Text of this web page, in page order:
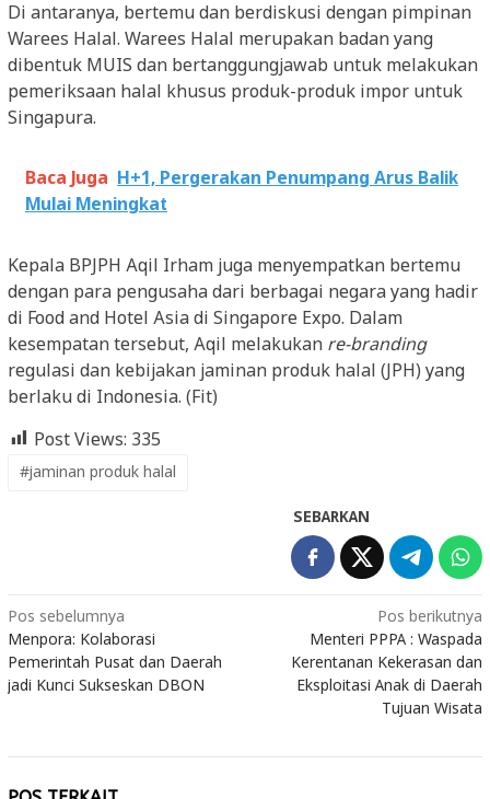
Di antaranya, bertemu dan berdiskusi dengan pimpinan
Warees Halal. Warees Halal merupakan badan yang
dibentuk MUIS dan bertanggungjawab untuk melakukan
pemeriksaan halal khusus produk-produk impor untuk
Singapura.
Baca Juga H+1, Pergerakan Penumpang Arus Balik
Mulai Meningkat
Kepala BPJPH Aqil Irham juga menyempatkan bertemu
dengan para pengusaha dari berbagai negara yang hadir
di Food and Hotel Asia di Singapore Expo. Dalam
kesempatan tersebut, Aqil melakukan re-branding
regulasi dan kebijakan jaminan produk halal (JPH) yang
berlaku di Indonesia. (Fit)
Post Views: 335
#jaminan produk halal
SEBARKAN
Navigasi
pos
Pos sebelumnya
Menpora: Kolaborasi
Pemerintah Pusat dan Daerah
jadi Kunci Sukseskan DBON
Pos berikutnya
Menteri PPPA : Waspada
Kerentanan Kekerasan dan
Eksploitasi Anak di Daerah
Tujuan Wisata